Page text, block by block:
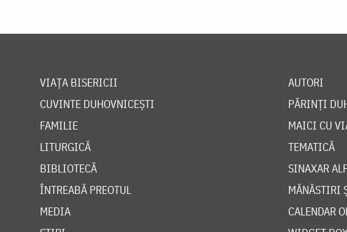
VIAȚA BISERICII
CUVINTE DUHOVNICEȘTI
FAMILIE
LITURGICĂ
BIBLIOTECĂ
ÎNTREABĂ PREOTUL
MEDIA
AUTORI
PĂRINȚI
MAICI CU
TEMATICĂ
SINAXAR
MĂNĂSTIRI
CALENDAR